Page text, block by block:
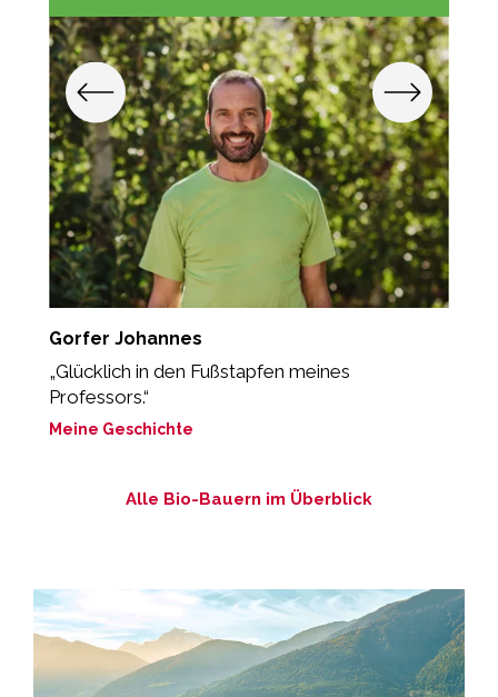
Gorfer Johannes
„Glücklich in den Fußstapfen meines
Professors.“
Meine Geschichte
Alle Bio-Bauern im Überblick